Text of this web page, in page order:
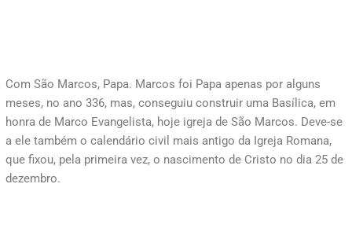
Com São Marcos, Papa. Marcos foi Papa apenas por alguns
meses, no ano 336, mas, conseguiu construir uma Basílica, em
honra de Marco Evangelista, hoje igreja de São Marcos. Deve-se
a ele também o calendário civil mais antigo da Igreja Romana,
que fixou, pela primeira vez, o nascimento de Cristo no dia 25 de
dezembro.